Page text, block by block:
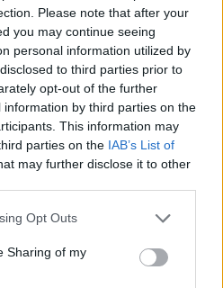
Please note that after your
you may continue seeing
personal information utilized by
to third parties prior to
opt-out of the further
by third parties on the
This information may
parties on the IAB’s List of
may further disclose it to other
Opt Outs
Sharing of my
i…
rinforza il centrocampo con
e Samuele Vacca
e Olbia si apre lo spiraglio di
Seconda
La Salle e Ottava, in Seconda